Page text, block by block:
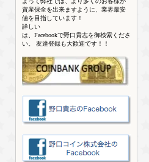
資産保全を出来ますように、業界最安
値を目指しています！
詳しい
は、Facebookで野口貴志を御検索くださ
い。 友達登録も大歓迎です！！